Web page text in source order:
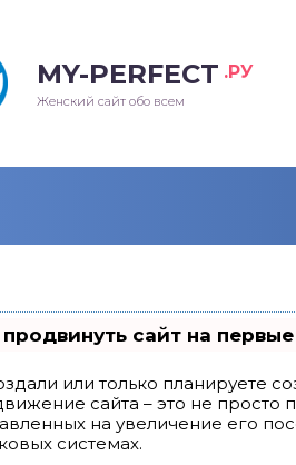
MY-PERFECT .РУ
Женский сайт обо всем
сайт на
или только планируете
сайта – это не просто
на увеличение его
системах.